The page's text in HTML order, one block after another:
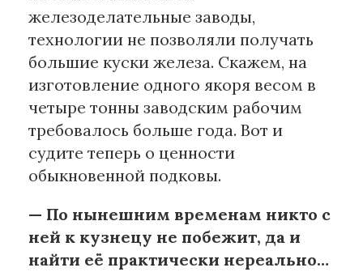
железоделательные заводы,
технологии не позволяли получать
большие куски железа. Скажем, на
изготовление одного якоря весом в
четыре тонны заводским рабочим
требовалось больше года. Вот и
судите теперь о ценности
обыкновенной подковы.
— По нынешним временам никто с
ней к кузнецу не побежит, да и
найти её практически нереально…